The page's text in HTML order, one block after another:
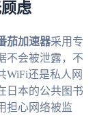
虑
茄加速器采用专
不会被泄露，不
WiFi还是私人网
日本的公共图书
担心网络被监